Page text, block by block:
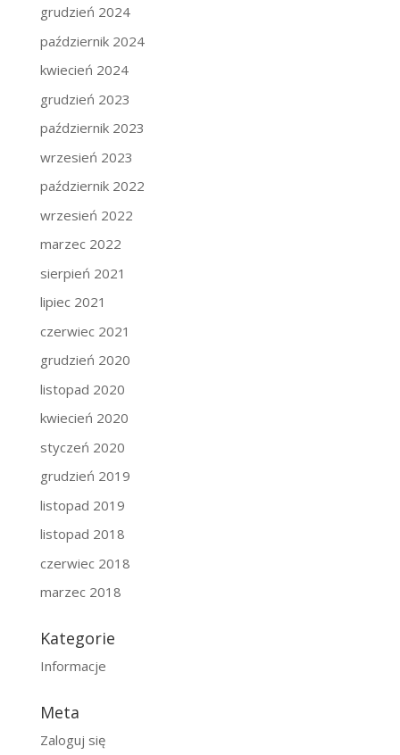
grudzień 2024
październik 2024
kwiecień 2024
grudzień 2023
październik 2023
wrzesień 2023
październik 2022
wrzesień 2022
marzec 2022
sierpień 2021
lipiec 2021
czerwiec 2021
grudzień 2020
listopad 2020
kwiecień 2020
styczeń 2020
grudzień 2019
listopad 2019
listopad 2018
czerwiec 2018
marzec 2018
Kategorie
Informacje
Meta
Zaloguj się